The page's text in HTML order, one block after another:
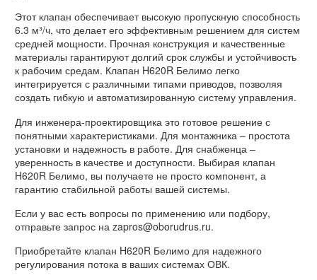
Этот клапан обеспечивает высокую пропускную способность
6.3 м³/ч, что делает его эффективным решением для систем
средней мощности. Прочная конструкция и качественные
материалы гарантируют долгий срок службы и устойчивость
к рабочим средам. Клапан H620R Белимо легко
интегрируется с различными типами приводов, позволяя
создать гибкую и автоматизированную систему управления.
Для инженера-проектировщика это готовое решение с
понятными характеристиками. Для монтажника – простота
установки и надежность в работе. Для снабженца –
уверенность в качестве и доступности. Выбирая клапан
H620R Белимо, вы получаете не просто компонент, а
гарантию стабильной работы вашей системы.
Если у вас есть вопросы по применению или подбору,
отправьте запрос на zapros@oborudrus.ru.
Приобретайте клапан H620R Белимо для надежного
регулирования потока в ваших системах ОВК.